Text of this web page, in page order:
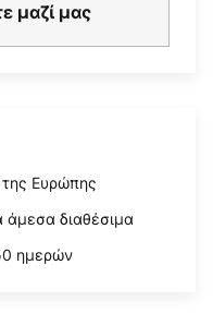
μαζί μας
Ευρώπης
διαθέσιμα
ημερών